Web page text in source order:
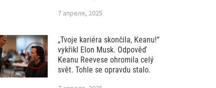
7 апреля, 2025
„Tvoje kariéra skončila, Keanu!“
vykřikl Elon Musk. Odpověď
Keanu Reevese ohromila celý
svět. Tohle se opravdu stalo.